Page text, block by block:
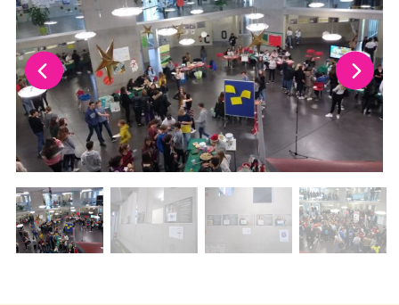
Changer la diapositive actuelle de ce carrousel